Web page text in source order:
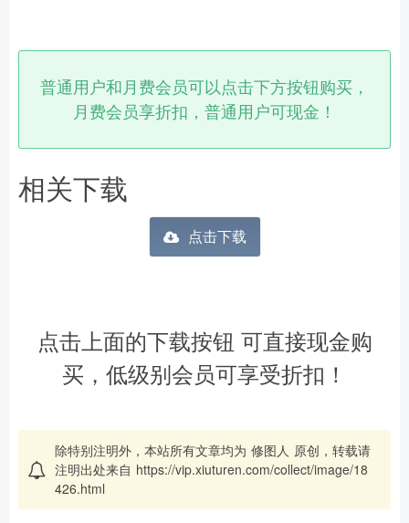
普通用户和月费会员可以点击下方按钮购买，
月费会员享折扣，普通用户可现金！
相关下载
点击下载
点击上面的下载按钮 可直接现金购
买，低级别会员可享受折扣！
除特别注明外，本站所有文章均为 修图人 原创，转载请
注明出处来自 https://vip.xiuturen.com/collect/image/18
426.html